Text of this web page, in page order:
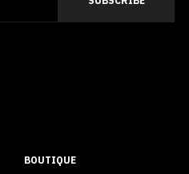
BOUTIQUE